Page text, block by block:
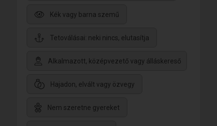
Kék vagy barna szemű
Tetoválásai: neki nincs, elutasítja
Alkalmazott, középvezető vagy álláskereső
Hajadon, elvált vagy özvegy
Nem szeretne gyereket